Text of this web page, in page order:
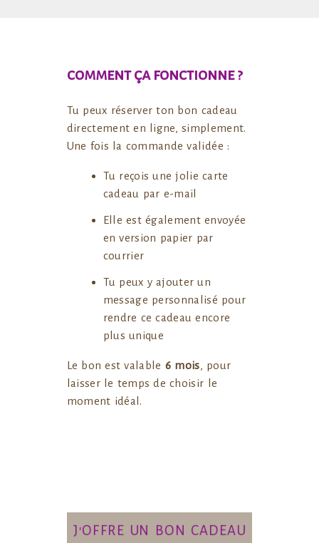
comment ça fonctionne ?
Tu peux réserver ton bon cadeau
directement en ligne, simplement.
Une fois la commande validée :
Tu reçois une jolie carte
cadeau par e-mail
Elle est également envoyée
en version papier par
courrier
Tu peux y ajouter un
message personnalisé pour
rendre ce cadeau encore
plus unique
Le bon est valable 6 mois, pour
laisser le temps de choisir le
moment idéal.
J'OFFRE UN BON CADEAU